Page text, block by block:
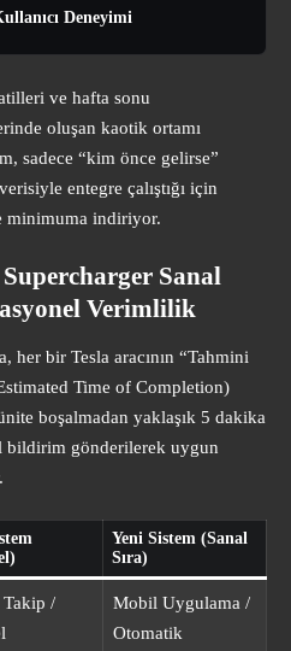
Deneyimi
ve hafta sonu
oluşan kaotik ortamı
sadece “kim önce gelirse”
entegre çalıştığı için
minimuma indiriyor.
Sanal
Verimlilik
her bir Tesla aracının “Tahmini
Time of Completion)
boşalmadan yaklaşık 5 dakika
bildirim gönderilerek uygun
Yeni Sistem (Sanal
Sıra)
Takip /
Mobil Uygulama /
Otomatik